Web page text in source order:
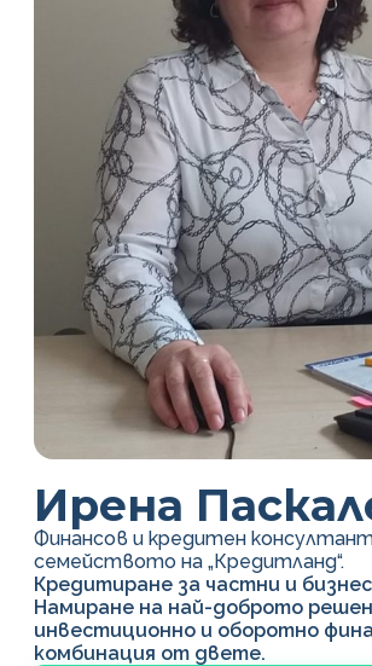
Ирена
Финансов и кредитен
семейството на „Кредитланд“.
Кредитиране за частни и
Намиране на най-доброто
инвестиционно и оборотно
комбинация от двете.